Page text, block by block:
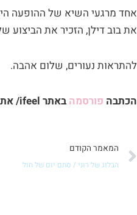
אחד מרגעי השיא של ההופעה
את בוב דילן, הזכיר את הביצוע
להתראות נעורים, שלום אהבה.
הכתבה פורסמה באתר ifeel/ את 18.7.11
קודם
המאמר הקודם
הבלוג של רוני / סתם יום של חול